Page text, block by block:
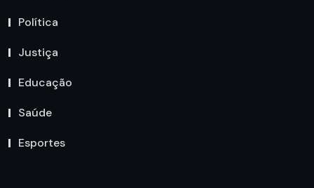
Política
Justiça
Educação
Saúde
Esportes